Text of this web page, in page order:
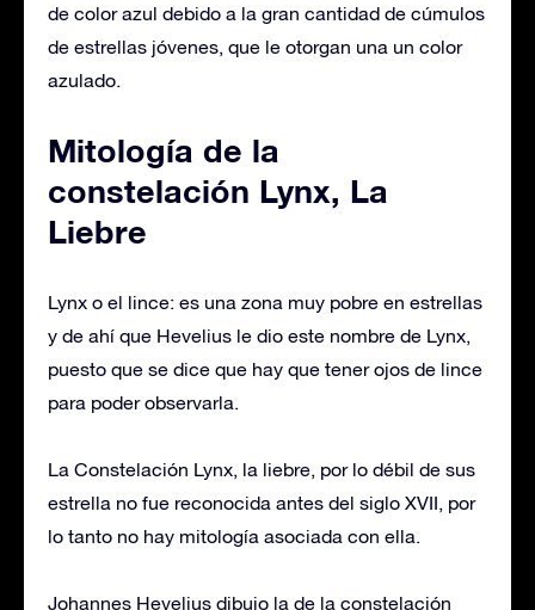
de color azul debido a la gran cantidad de cúmulos
de estrellas jóvenes, que le otorgan una un color
azulado.
Mitología de la
constelación Lynx, La
Liebre
Lynx o el lince: es una zona muy pobre en estrellas
y de ahí que Hevelius le dio este nombre de Lynx,
puesto que se dice que hay que tener ojos de lince
para poder observarla.
La Constelación Lynx, la liebre, por lo débil de sus
estrella no fue reconocida antes del siglo XVII, por
lo tanto no hay mitología asociada con ella.
Johannes Hevelius dibujo la de la constelación